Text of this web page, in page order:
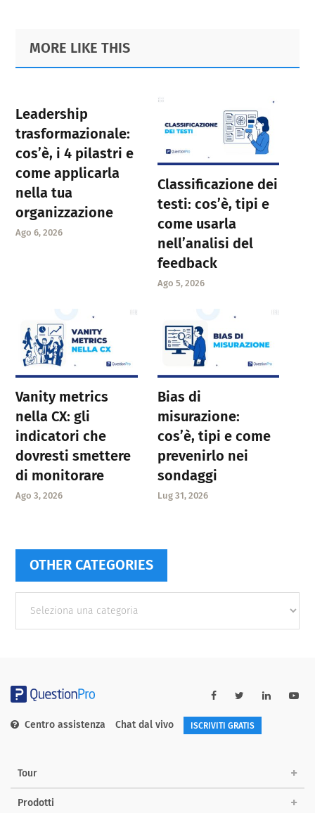
Primary
Sidebar
Footer
MORE LIKE THIS
Leadership
trasformazionale:
cos’è, i 4 pilastri e
come applicarla
nella tua
organizzazione
Ago 6, 2026
Classificazione dei
testi: cos’è, tipi e
come usarla
nell’analisi del
feedback
Ago 5, 2026
Vanity metrics
nella CX: gli
indicatori che
dovresti smettere
di monitorare
Ago 3, 2026
Bias di
misurazione:
cos’è, tipi e come
prevenirlo nei
sondaggi
Lug 31, 2026
OTHER CATEGORIES
categories
Centro assistenza Chat dal vivo ISCRIVITI GRATIS
Tour
Prodotti